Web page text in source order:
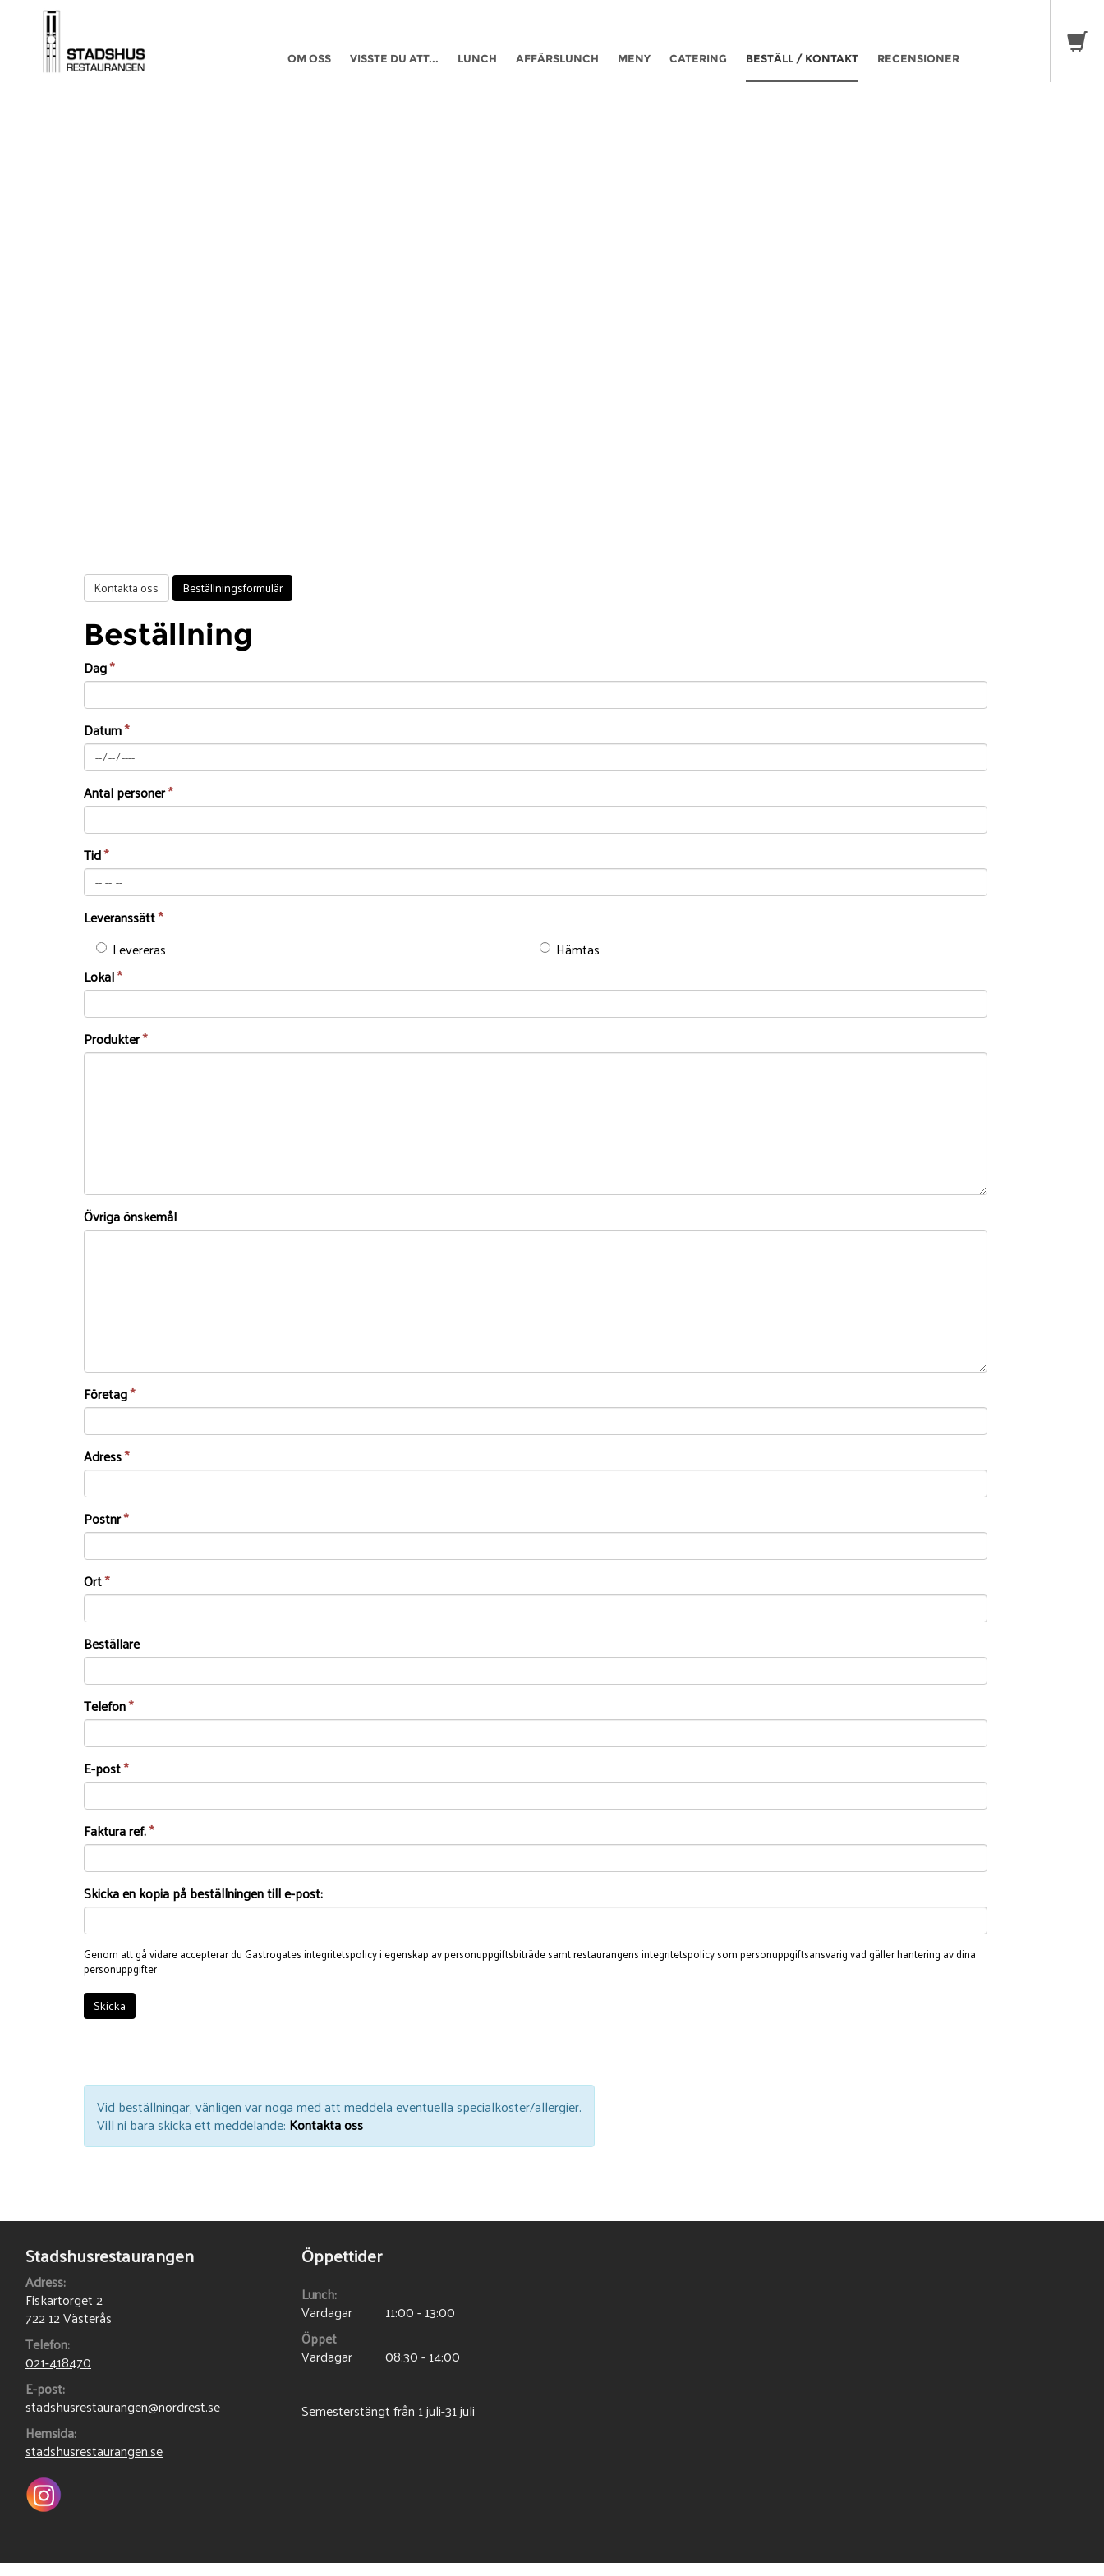
OM OSS VISSTE DU ATT... LUNCH AFFÄRSLUNCH MENY CATERING BESTÄLL / KONTAKT RECENSIONER
Kontakta oss Beställningsformulär
Vid beställningar, vänligen var noga med att meddela eventuella specialkoster/allergier.
Vill ni bara skicka ett meddelande: Kontakta oss
Beställning
Dag*
Datum*
Antal personer*
Tid*
Leveranssätt*
Levereras
Hämtas
Lokal*
Produkter*
Övriga önskemål
Företag*
Adress*
Postnr*
Ort*
Beställare
Telefon*
E-post*
Faktura ref.*
Skicka en kopia på beställningen till e-post:
Genom att gå vidare accepterar du Gastrogatesintegritetspolicyi egenskap av personuppgiftsbiträde samt restaurangens integritetspolicy som personuppgiftsansvarig vad gäller hantering av dina
personuppgifter
Skicka
Stadshusrestaurangen
Adress:
Fiskartorget 2
722 12 Västerås
Telefon:
021-418470
E-post:
stadshusrestaurangen@nordrest.se
Hemsida:
stadshusrestaurangen.se
Öppettider
Lunch:
Vardagar
11:00 - 13:00
Öppet
Vardagar 08:30 - 14:00
Semesterstängt från 1 juli-31 juli